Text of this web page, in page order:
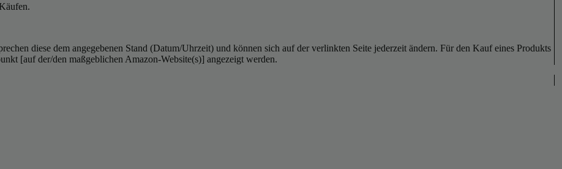
diese dem angegebenen Stand (Datum/Uhrzeit) und können sich auf der verlinkten Seite jederzeit ändern. Für den Kauf eines Produkts
[auf der/den maßgeblichen Amazon-Website(s)] angezeigt werden.